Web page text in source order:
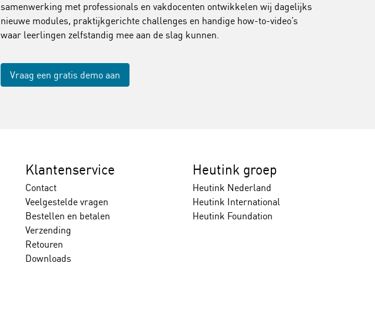
samenwerking met professionals en vakdocenten ontwikkelen wij dagelijks
nieuwe modules, praktijkgerichte challenges en handige how-to-video’s
waar leerlingen zelfstandig mee aan de slag kunnen.
Vraag een gratis demo aan
Klantenservice
Contact
Veelgestelde vragen
Bestellen en betalen
Verzending
Retouren
Downloads
Heutink groep
Heutink Nederland
Heutink International
Heutink Foundation